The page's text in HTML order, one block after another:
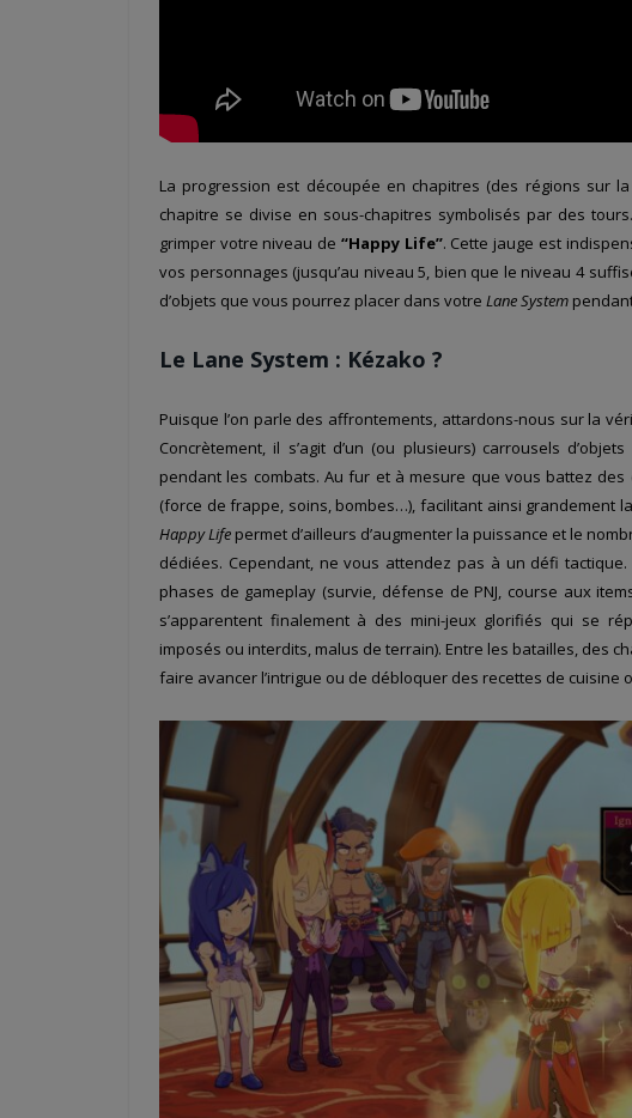
La progression est découpée en chapitres (des régions sur
chapitre se divise en sous-chapitres symbolisés par des
grimper votre niveau de “Happy Life”. Cette jauge est
vos personnages (jusqu’au niveau 5, bien que le niveau 4
d’objets que vous pourrez placer dans votre Lane System
Le Lane System : Kézako ?
Puisque l’on parle des affrontements, attardons-nous sur la
Concrètement, il s’agit d’un (ou plusieurs) carrousels
pendant les combats. Au fur et à mesure que vous battez
(force de frappe, soins, bombes…), facilitant ainsi grandement
Happy Life permet d’ailleurs d’augmenter la puissance et le
dédiées. Cependant, ne vous attendez pas à un défi
phases de gameplay (survie, défense de PNJ, course aux
s’apparentent finalement à des mini-jeux glorifiés qui se
imposés ou interdits, malus de terrain). Entre les batailles, des
faire avancer l’intrigue ou de débloquer des recettes de cuisine